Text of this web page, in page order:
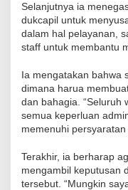
Selanjutnya ia
dukcapil untuk
dalam hal pelayanan,
staff untuk membantu
Ia mengatakan bahwa
dimana harua
dan bahagia. “Seluruh
semua keperluan
memenuhi persyaratan
Terakhir, ia berharap
mengambil keputusan
tersebut. “Mungkin